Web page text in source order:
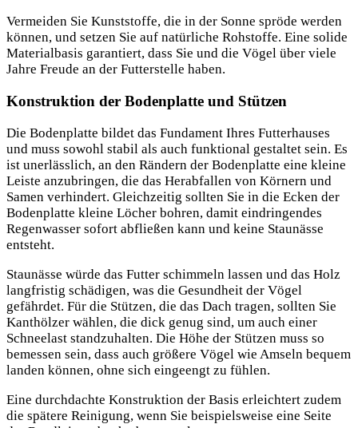
Vermeiden Sie Kunststoffe, die in der Sonne spröde werden
können, und setzen Sie auf natürliche Rohstoffe. Eine solide
Materialbasis garantiert, dass Sie und die Vögel über viele
Jahre Freude an der Futterstelle haben.
Konstruktion der Bodenplatte und Stützen
Die Bodenplatte bildet das Fundament Ihres Futterhauses
und muss sowohl stabil als auch funktional gestaltet sein. Es
ist unerlässlich, an den Rändern der Bodenplatte eine kleine
Leiste anzubringen, die das Herabfallen von Körnern und
Samen verhindert. Gleichzeitig sollten Sie in die Ecken der
Bodenplatte kleine Löcher bohren, damit eindringendes
Regenwasser sofort abfließen kann und keine Staunässe
entsteht.
Staunässe würde das Futter schimmeln lassen und das Holz
langfristig schädigen, was die Gesundheit der Vögel
gefährdet. Für die Stützen, die das Dach tragen, sollten Sie
Kanthölzer wählen, die dick genug sind, um auch einer
Schneelast standzuhalten. Die Höhe der Stützen muss so
bemessen sein, dass auch größere Vögel wie Amseln bequem
landen können, ohne sich eingeengt zu fühlen.
Eine durchdachte Konstruktion der Basis erleichtert zudem
die spätere Reinigung, wenn Sie beispielsweise eine Seite